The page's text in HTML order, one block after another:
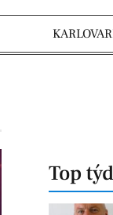
Top